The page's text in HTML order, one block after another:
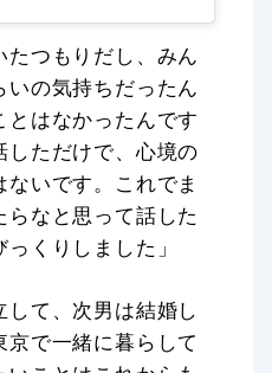
たつもりだし、みん
の気持ちだったん
はなかったんです
しただけで、心境の
いです。これでま
なと思って話した
くりしました」
て、次男は結婚し
で一緒に暮らして